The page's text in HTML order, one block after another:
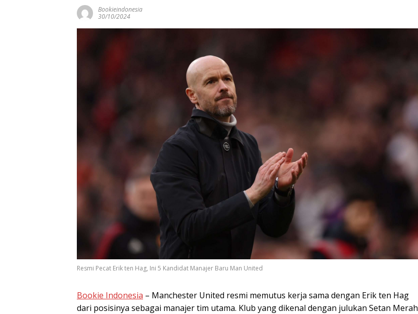
Bookieindonesia
30/10/2024
Resmi Pecat Erik ten Hag, Ini 5 Kandidat Manajer Baru Man United
Bookie Indonesia – Manchester United resmi memutus kerja sama dengan Erik ten Hag
dari posisinya sebagai manajer tim utama. Klub yang dikenal dengan julukan Setan Merah